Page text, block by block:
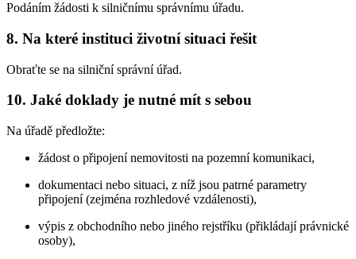
Podáním žádosti k silničnímu správnímu úřadu.
8. Na které instituci životní situaci řešit
Obraťte se na silniční správní úřad.
10. Jaké doklady je nutné mít s sebou
Na úřadě předložte:
žádost o připojení nemovitosti na pozemní komunikaci,
dokumentaci nebo situaci, z níž jsou patrné parametry
připojení (zejména rozhledové vzdálenosti),
výpis z obchodního nebo jiného rejstříku (přikládají právnické
osoby),